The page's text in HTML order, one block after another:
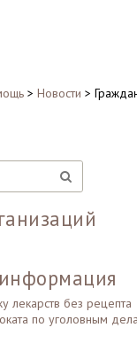
> Новости >
лекарств без рецепта
по уголовным